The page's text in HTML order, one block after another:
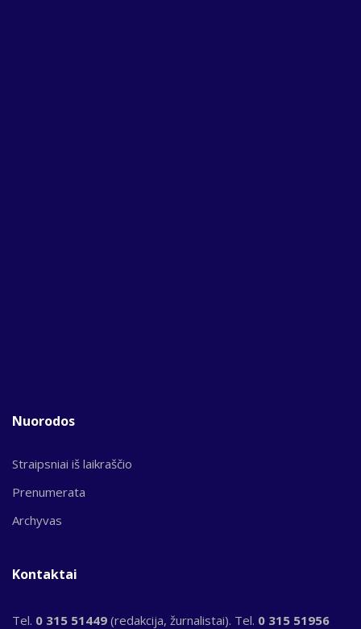
Nuorodos
Straipsniai iš laikraščio
Prenumerata
Archyvas
Kontaktai
Tel. 0 315 51449 (redakcija, žurnalistai). Tel. 0 315 51956